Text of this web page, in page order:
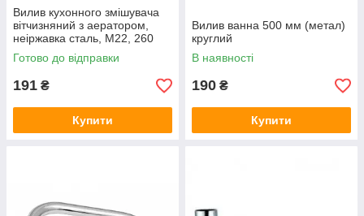
Вилив кухонного змішувача
вітчизняний з аератором,
неіржавка сталь, М22, 260
мм
Готово до відправки
191 ₴
Купити
Вилив ванна 500 мм (метал)
круглий
В наявності
190 ₴
Купити